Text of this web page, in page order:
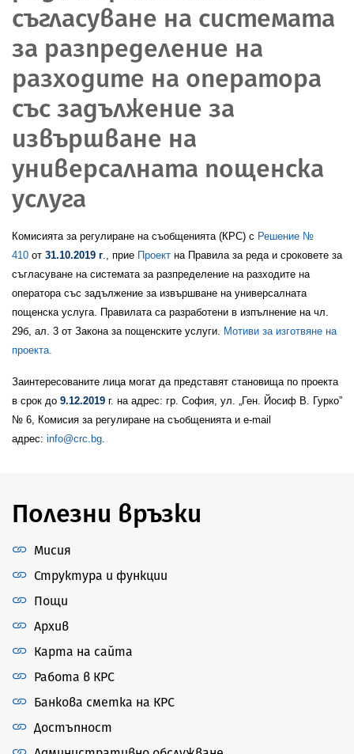
съгласуване на системата
за разпределение на
разходите на оператора
със задължение за
извършване на
универсалната пощенска
услуга
Комисията за регулиране на съобщенията (КРС) с Решение №
410 от 31.10.2019 г ., прие Проект на Правила за реда и сроковете за
съгласуване на системата за разпределение на разходите на
оператора със задължение за извършване на универсалната
пощенска услуга. Правилата са разработени в изпълнение на чл.
29б, ал. 3 от Закона за пощенските услуги.
Мотиви за изготвяне на
проекта.
Заинтересованите лица могат да представят становища по проекта
в срок до 9.12.2019 г. на адрес: гр. София, ул. „Ген. Йосиф В. Гурко”
№ 6, Комисия за регулиране на съобщенията и e-mail
адрес: info@crc.bg
Полезни връзки
Мисия
Структура и функции
Пощи
Архив
Карта на сайта
Работа в КРС
Банкова сметка на КРС
Достъпност